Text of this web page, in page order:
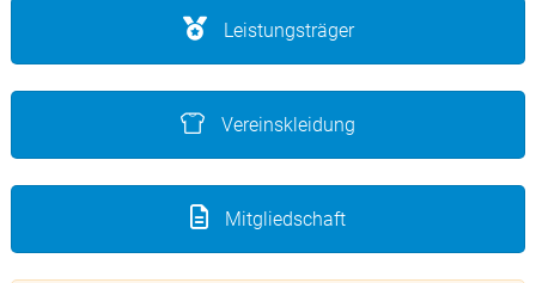
Leistungsträger
Vereinskleidung
Mitgliedschaft